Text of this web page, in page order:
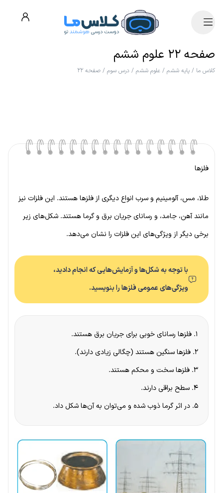
صفحه ۲۲ علوم ششم
کلاس ما / پایه ششم / علوم ششم / درس سوم / صفحه ۲۲
فلزها
طلا، مس، آلومینیم و سرب انواع دیگری از فلزها هستند. این فلزات نیز
مانند آهن، جامد، و رسانای جریان برق و گرما هستند. شکل‌های زیر
برخی دیگر از ویژگی‌های این فلزات را نشان می‌دهد.
با توجه به شکل‌ها و آزمایش‌هایی که انجام دادید،
ویژگی‌های عمومی فلزها را بنویسید.
۱. فلزها رسانای خوبی برای جریان برق هستند.
۲. فلزها سنگین هستند (چگالی زیادی دارند).
۳. فلزها سخت و محکم هستند.
۴. سطح براقی دارند.
۵. در اثر گرما ذوب شده و می‌توان به آن‌ها شکل داد.